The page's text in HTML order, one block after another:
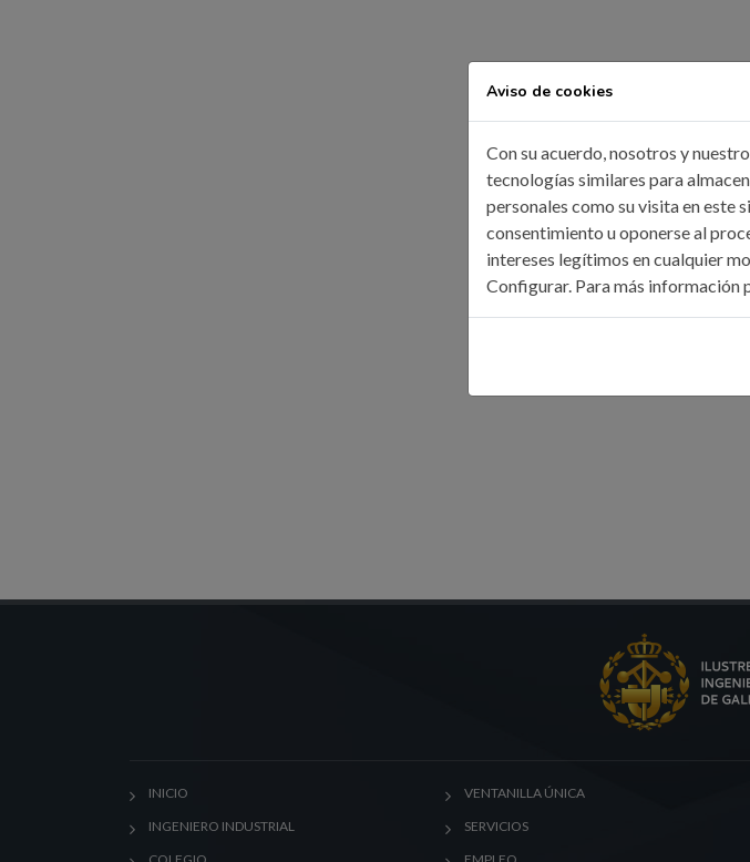
INICIO
INGENIERO INDUSTRIAL
VENTANILLA ÚNICA
SERVICIOS
Aviso de cookies
Con su acuerdo, nosotros y
tecnologías similares para
personales como su visita en este
consentimiento u oponerse al
intereses legítimos en cualquier
Configurar. Para más información